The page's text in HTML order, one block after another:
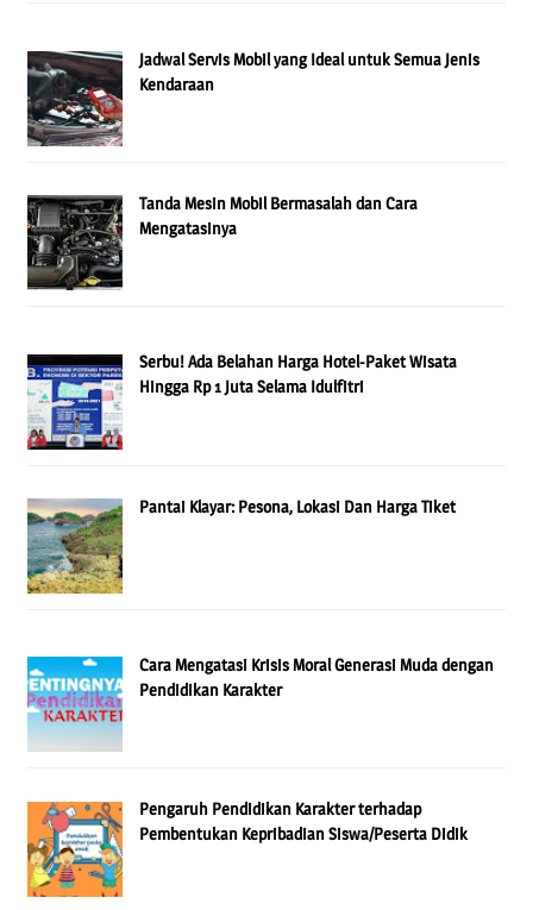
Jadwal Servis Mobil yang Ideal untuk Semua Jenis
Kendaraan
Tanda Mesin Mobil Bermasalah dan Cara
Mengatasinya
Serbu! Ada Belahan Harga Hotel-Paket Wisata
Hingga Rp 1 Juta Selama Idulfitri
Pantai Klayar: Pesona, Lokasi Dan Harga Tiket
Cara Mengatasi Krisis Moral Generasi Muda dengan
Pendidikan Karakter
Pengaruh Pendidikan Karakter terhadap
Pembentukan Kepribadian Siswa/Peserta Didik